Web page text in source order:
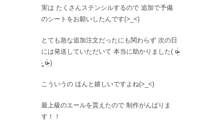
実は たくさんステンシルするので 追加で予備
のシートをお願いしたんです(>_<)
とても急な追加注文だったにも関わらず 次の日
には発送していただいて 本当に助かりました( ¤̴̶̷̤́
‧̫̮ ¤̴̶̷̤̀ )
こういうの ほんと嬉しいですよね(>_<)
最上級のエールを貰えたので 制作がんばりま
す！！